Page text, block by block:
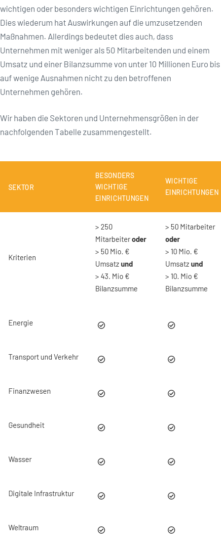
wichtigen oder besonders wichtigen Einrichtungen gehören.
Dies wiederum hat Auswirkungen auf die umzusetzenden
Maßnahmen. Allerdings bedeutet dies auch, dass
Unternehmen mit weniger als 50 Mitarbeitenden und einem
Umsatz und einer Bilanzsumme von unter 10 Millionen Euro bis
auf wenige Ausnahmen nicht zu den betroffenen
Unternehmen gehören.
Wir haben die Sektoren und Unternehmensgrößen in der
nachfolgenden Tabelle zusammengestellt.
SEKTOR
BESONDERS
WICHTIGE
EINRICHTUNGEN
WICHTIGE
EINRICHTUNGEN
Kriterien
> 250
Mitarbeiteroder
> 50 Mio. €
Umsatzund
> 43. Mio €
Bilanzsumme
> 50 Mitarbeiter
oder
> 10 Mio. €
Umsatzund
> 10. Mio €
Bilanzsumme
Energie
Transport und Verkehr
Finanzwesen
Gesundheit
Wasser
Digitale Infrastruktur
Weltraum